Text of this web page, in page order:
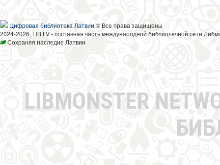
Цифровая библиотека Латвии © Все права защищены
2024-2026, LIB.LV - составная часть международной библиотечной сети
Сохраняя наследие Латвии
LIBMONSTER